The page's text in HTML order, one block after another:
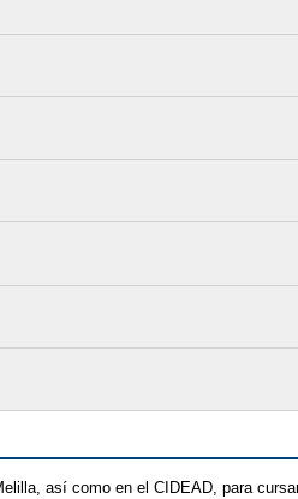
así como en el CIDEAD, para